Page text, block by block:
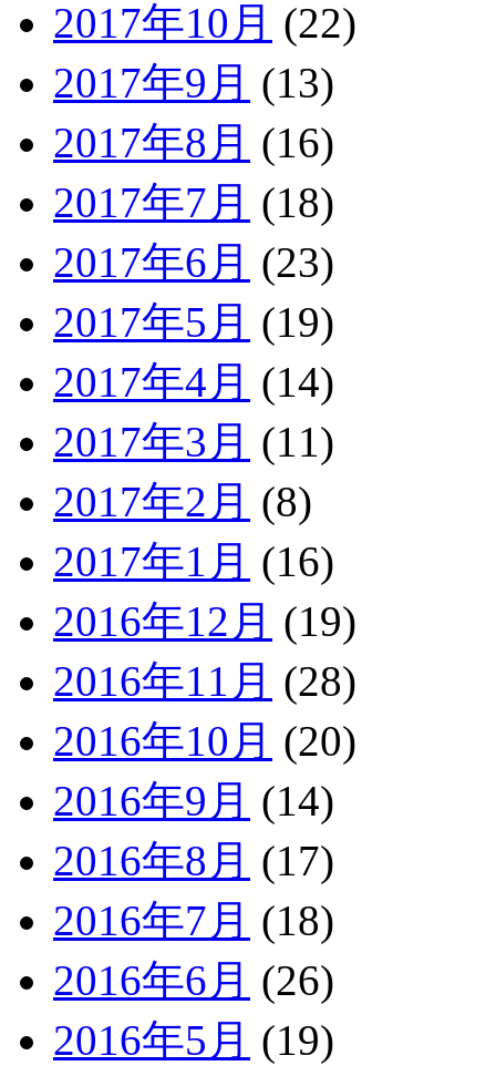
2017年10月 (22)
2017年9月 (13)
2017年8月 (16)
2017年7月 (18)
2017年6月 (23)
2017年5月 (19)
2017年4月 (14)
2017年3月 (11)
2017年2月 (8)
2017年1月 (16)
2016年12月 (19)
2016年11月 (28)
2016年10月 (20)
2016年9月 (14)
2016年8月 (17)
2016年7月 (18)
2016年6月 (26)
2016年5月 (19)